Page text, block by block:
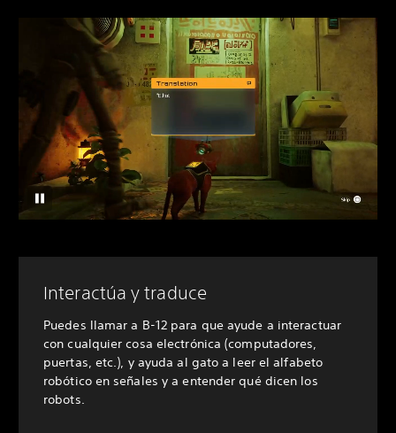
Interactúa y traduce
Puedes llamar a B-12 para que ayude a interactuar
con cualquier cosa electrónica (computadores,
puertas, etc.), y ayuda al gato a leer el alfabeto
robótico en señales y a entender qué dicen los
robots.